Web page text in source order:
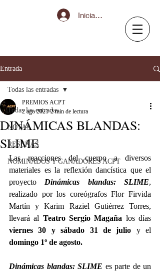
Iniciar sesión
Entrada
Todas las entradas
NOTAS
RESEÑAS
NOMINADOS Y GANADORES ACPT
Todas las entradas
DINÁMICAS BLANDAS:
SLIME
PREMIOS ACPT
2 ago 2021 2 min de lectura
Las reacciones del cuerpo a diversos
materiales es la reflexión dancística que el
proyecto Dinámicas blandas: SLIME,
realizado por los coreógrafos Flor Firvida
Martín y Karim Raziel Gutiérrez Torres,
llevará al Teatro Sergio Magaña
viernes 30 y sábado 31 de julio y el
domingo 1º de agosto.
Dinámicas blandas: SLIME es parte de un